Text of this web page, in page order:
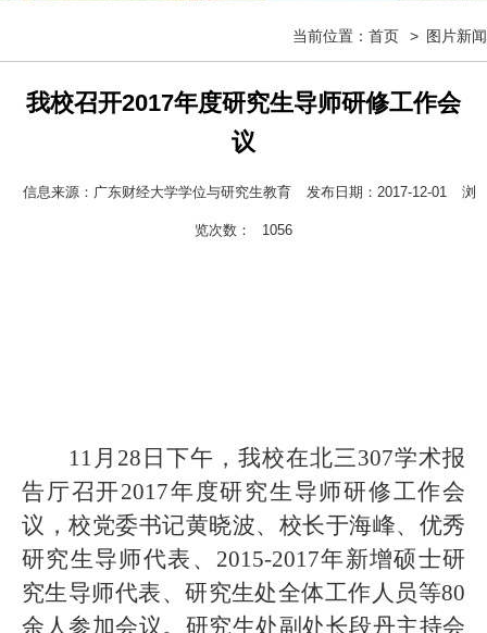
当前位置： 首页 图片新闻
我校召开2017年度研究生导师研修工作会
议
信息来源：广东财经大学学位与研究生教育 发布日期：2017-12-01 浏
览次数： 1056
11月28日下午，我校在北三307学术报
告厅召开2017年度研究生导师研修工作会
议，校党委书记黄晓波、校长于海峰、优秀
研究生导师代表、2015-2017年新增硕士研
究生导师代表、研究生处全体工作人员等80
余人参加会议。研究生处副处长段丹主持会